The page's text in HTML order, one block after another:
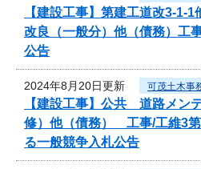
【建設工事】第建工道改3-
改良（一般分）他（債務）工
公告
2024年8月20日更新 可茂土木事
【建設工事】公共 道路メン
修）他（債務） 工事/工維3
る一般競争入札公告